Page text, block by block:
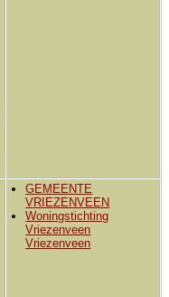
GEMEENTE
VRIEZENVEEN
Woningstichting
Vriezenveen
Vriezenveen